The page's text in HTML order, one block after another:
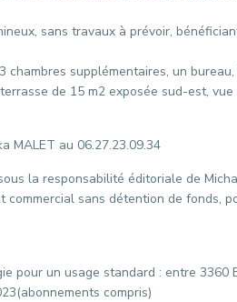
sans travaux à prévoir,
chambres supplémentaires, un
de 15 m2 exposée sud-est,
MALET au 06.27.23.09.34
la responsabilité éditoriale de
commercial sans détention de fonds,
pour un usage standard : entre 3360
compris)